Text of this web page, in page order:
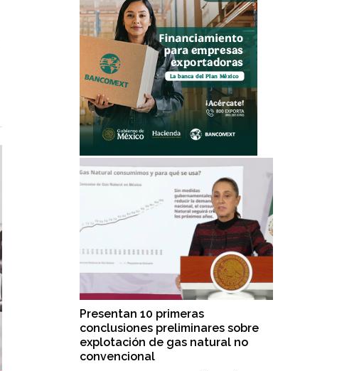
Presentan 10 primeras
conclusiones preliminares sobre
explotación de gas natural no
convencional